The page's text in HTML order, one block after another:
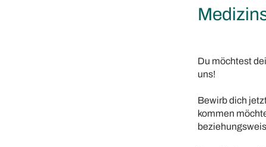
Du möchtest
uns!
Bewirb dich
kommen